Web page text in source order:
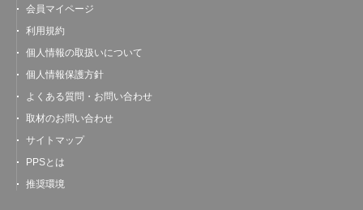
会員マイページ
利用規約
個人情報の取扱いについて
個人情報保護方針
よくある質問・お問い合わせ
取材のお問い合わせ
サイトマップ
PPSとは
推奨環境